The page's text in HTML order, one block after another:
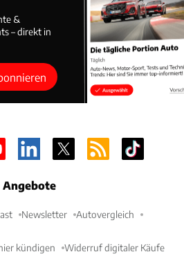
&
– direkt in
Angebote
Newsletter Autovergleich
kündigen Widerruf digitaler Käufe